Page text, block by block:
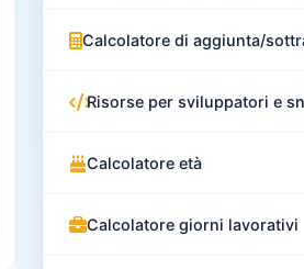
Calcolatore di aggiunta/
Risorse per sviluppatori e
Calcolatore età
Calcolatore giorni lavorativi